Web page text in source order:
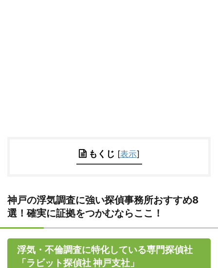
もくじ [表示]
神戸の浮気調査に強い探偵事務所おすすめ8
選！確実に証拠をつかむならここ！
浮気・不倫調査に特化している専門探偵社
「ラビット探偵社 神戸支社」